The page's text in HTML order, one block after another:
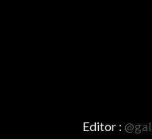
Editor :